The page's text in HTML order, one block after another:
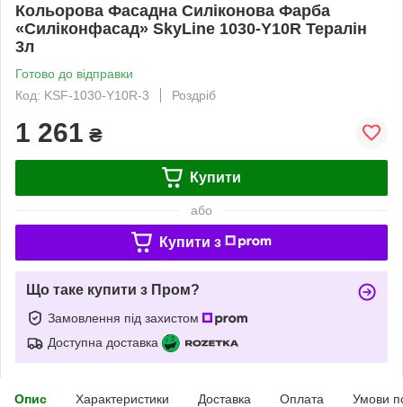
Кольорова Фасадна Силіконова Фарба
«Силіконфасад» SkyLine 1030-Y10R Тералін
3л
Готово до відправки
Код: KSF-1030-Y10R-3
Роздріб
1 261 ₴
Купити
або
Купити з
Що таке купити з Пром?
Замовлення під захистом
Доступна доставка
Опис Характеристики Доставка Оплата Умови